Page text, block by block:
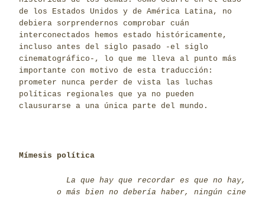
de los Estados Unidos y de América Latina, no
debiera sorprendernos comprobar cuán
interconectados hemos estado históricamente,
incluso antes del siglo pasado -el siglo
cinematográfico-, lo que me lleva al punto más
importante con motivo de esta traducción:
prometer nunca perder de vista las luchas
políticas regionales que ya no pueden
clausurarse a una única parte del mundo.
Mímesis política
La que hay que recordar es que no hay,
o más bien no debería haber, ningún cine